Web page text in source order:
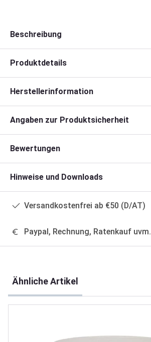
Beschreibung
Produktdetails
Herstellerinformation
Angaben zur Produktsicherheit
Bewertungen
Hinweise und Downloads
Versandkostenfrei ab €50 (D/AT)
Paypal, Rechnung, Ratenkauf uvm.
Ähnliche Artikel